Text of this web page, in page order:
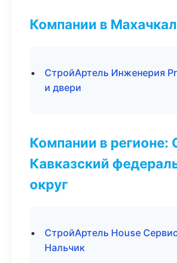
Компании в
СтройАртель Инженерия
и двери
Компании в регионе:
Кавказский
округ
СтройАртель House
Нальчик